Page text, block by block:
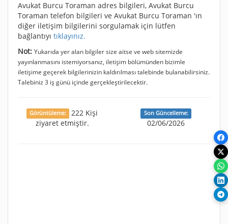
Avukat Burcu Toraman adres bilgileri, Avukat Burcu
Toraman telefon bilgileri ve Avukat Burcu Toraman 'ın
diğer iletişim bilgilerini sorgulamak için lütfen
bağlantıyı tıklayınız.
Not: Yukarıda yer alan bilgiler size aitse ve web sitemizde
yayınlanmasını istemiyorsanız, iletişim bölümünden bizimle
iletişime geçerek bilgilerinizin kaldırılması talebinde bulanabilirsiniz.
Talebiniz 3 iş günü içinde gerçekleştirilecektir.
Görüntüleme:
222 Kişi
ziyaret etmiştir.
Son Güncelleme:
02/06/2026